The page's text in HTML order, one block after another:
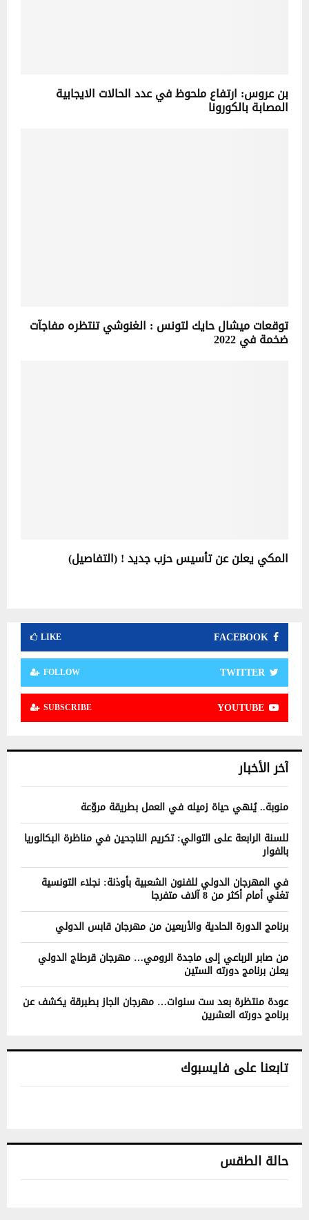
بن عروس: ارتفاع ملحوظ في عدد الحالات الايجابية
المصابة بالكورونا
توقعات ميشال حايك لتونس : الغنوشي تنتظره مفاجآت
ضخمة في 2022
المكي يعلن عن تأسيس حزب جديد ! (التفاصيل)
FACEBOOK
LIKE
TWITTER
FOLLOW
YOUTUBE
SUBSCRIBE
آخر الأخبار
منوبة.. يُنهي حياة زميله في العمل بطريقة مروّعة
للسنة الرابعة على التوالي: تكريم الناجحين في مناظرة البكالوريا
بالفوار
في المهرجان الدولي للفنون الشعبية بأوذنة: نجلاء التونسية
تغني أمام أكثر من 8 آلاف متفرجا
برنامج الدورة الحادية والأربعين من مهرجان قابس الدولي
من صابر الرباعي إلى ماجدة الرومي… مهرجان قرطاج الدولي
يعلن برنامج دورته الستين
عودة منتظرة بعد ست سنوات… مهرجان الجاز بطبرقة يكشف عن
برنامج دورته العشرين
تابعنا على فايسبوك
حالة الطقس